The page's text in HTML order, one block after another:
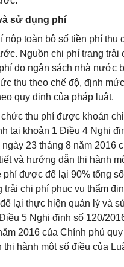
sử dụng phí
nộp toàn bộ số tiền phí thu
Nguồn chi phí trang trải
do ngân sách nhà nước
thu theo chế độ, định
quy định của pháp luật.
thu phí được khoán
tại khoản 1 Điều 4 Nghị
23 tháng 8 năm 2016
và hướng dẫn thi hành
phí được để lại 90% tổng
chi phí phục vụ thẩm
lại thực hiện quản lý và
5 Nghị định số 120/
2016 của Chính phủ
hành một số điều của